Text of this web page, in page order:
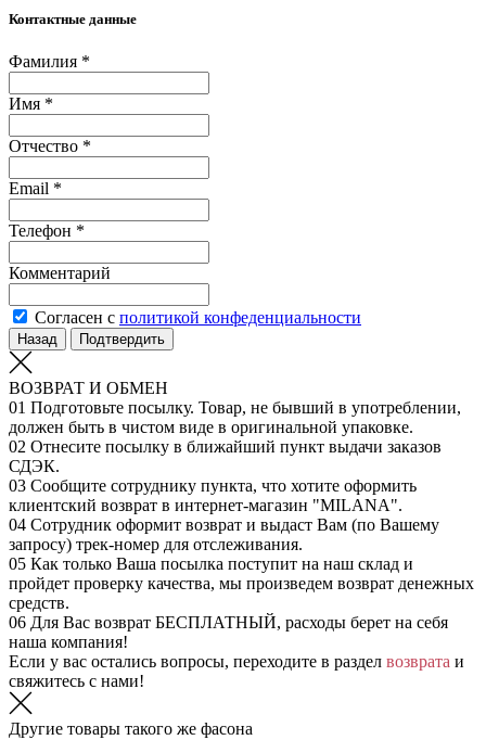
Контактные данные
Фамилия *
Имя *
Отчество *
Email *
Телефон *
Комментарий
Согласен с политикой конфеденциальности
Назад Подтвердить
ВОЗВРАТ И ОБМЕН
01 Подготовьте посылку. Товар, не бывший в употреблении,
должен быть в чистом виде в оригинальной упаковке.
02 Отнесите посылку в ближайший пункт выдачи заказов
СДЭК.
03 Сообщите сотруднику пункта, что хотите оформить
клиентский возврат в интернет-магазин "MILANA".
04 Сотрудник оформит возврат и выдаст Вам (по Вашему
запросу) трек-номер для отслеживания.
05 Как только Ваша посылка поступит на наш склад и
пройдет проверку качества, мы произведем возврат денежных
средств.
06 Для Вас возврат БЕСПЛАТНЫЙ, расходы берет на себя
наша компания!
Если у вас остались вопросы, переходите в раздел возврата и
свяжитесь с нами!
Другие товары такого же фасона